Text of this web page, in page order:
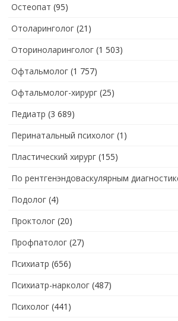
Остеопат (95)
Отоларинголог (21)
Оториноларинголог (1 503)
Офтальмолог (1 757)
Офтальмолог-хирург (25)
Педиатр (3 689)
Перинатальный психолог (1)
Пластический хирург (155)
По рентгенэндоваскулярным
Подолог (4)
Проктолог (20)
Профпатолог (27)
Психиатр (656)
Психиатр-нарколог (487)
Психолог (441)